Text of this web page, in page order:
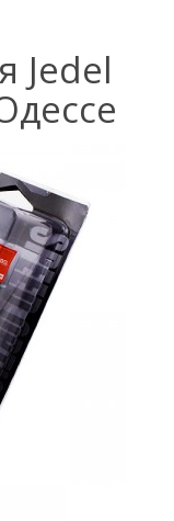
Jedel